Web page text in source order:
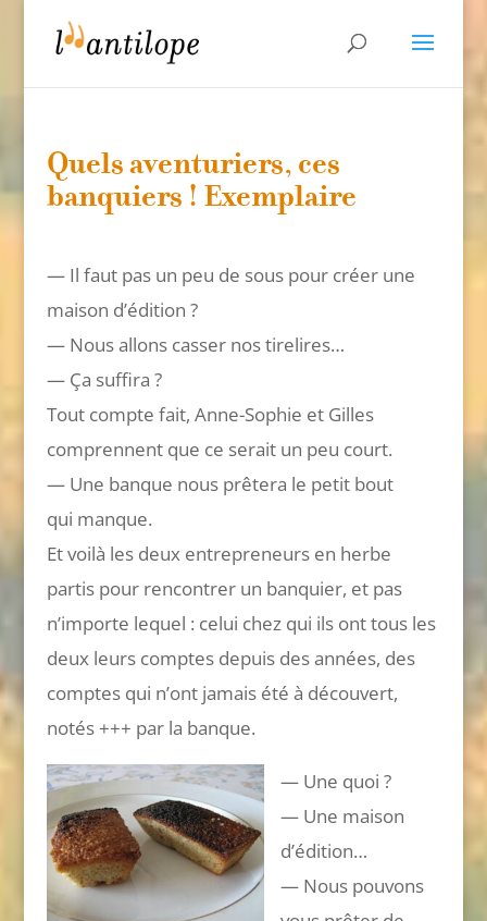
Quels aventuriers, ces
banquiers ! Exemplaire
— Il faut pas un peu de sous pour créer une
maison d’édition ?
— Nous allons casser nos tirelires…
— Ça suffira ?
Tout compte fait, Anne-Sophie et Gilles
comprennent que ce serait un peu court.
— Une banque nous prêtera le petit bout
qui manque.
Et voilà les deux entrepreneurs en herbe
partis pour rencontrer un banquier, et pas
n’importe lequel : celui chez qui ils ont tous les
deux leurs comptes depuis des années, des
comptes qui n’ont jamais été à découvert,
notés +++ par la banque.
— Une quoi ?
— Une maison
d’édition…
— Nous pouvons